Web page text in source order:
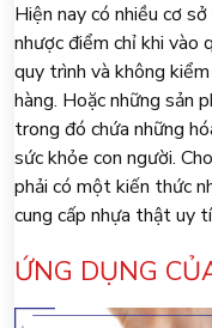
Hiện nay có nhiều cơ
nhược điểm chỉ khi vào
quy trình và không
hàng. Hoặc những sản
trong đó chứa những
sức khỏe con người.
phải có một kiến thức
cung cấp nhựa thật uy
ỨNG DỤNG